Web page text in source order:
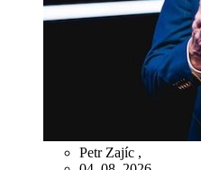
Petr Zajíc ,